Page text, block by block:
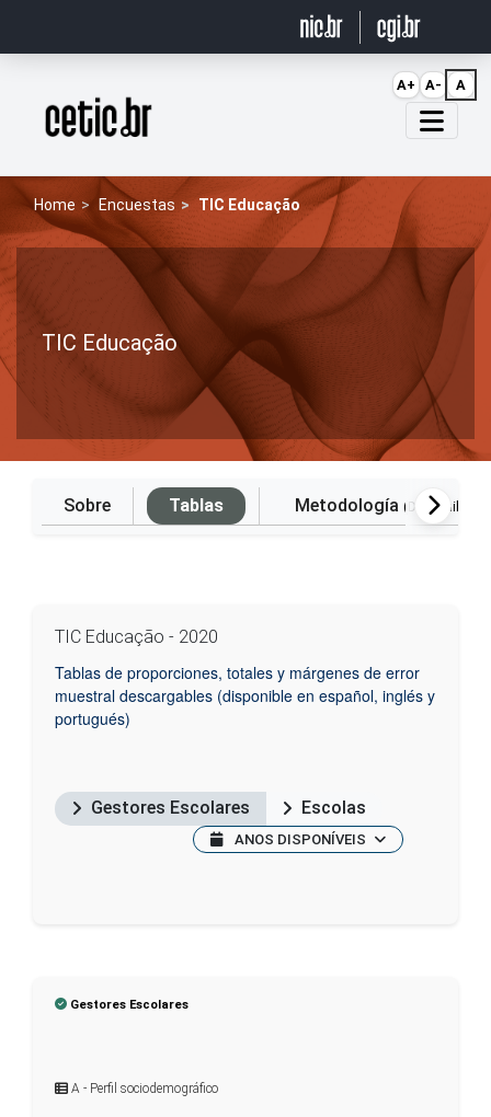
Página inicial
Home Encuestas TIC Educação
TIC Educação
Sobre Tablas Metodología (Disponible
TIC Educação - 2020
Tablas de proporciones, totales y márgenes de error
muestral descargables (disponible en español, inglés y
portugués)
Gestores Escolares Escolas
ANOS DISPONÍVEIS
Gestores Escolares
A - Perfil sociodemográfico
A+ A- A